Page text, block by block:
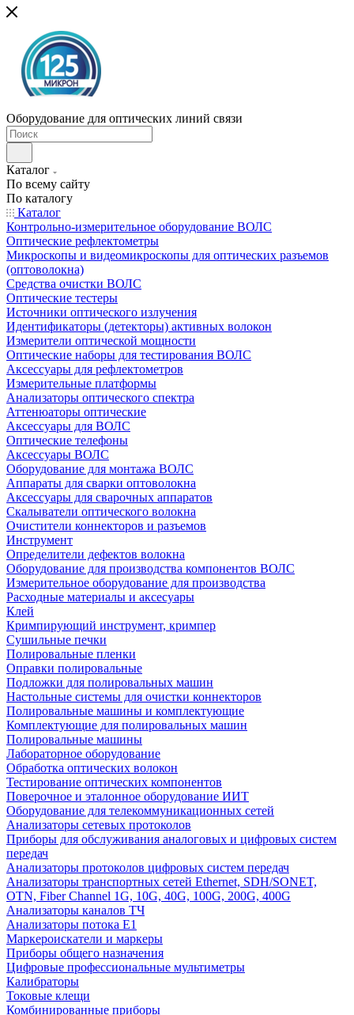
Оборудование для оптических линий связи
Каталог
По всему сайту
По каталогу
Каталог
Контрольно-измерительное оборудование ВОЛС
Оптические рефлектометры
Микроскопы и видеомикроскопы для оптических разъемов
(оптоволокна)
Средства очистки ВОЛС
Оптические тестеры
Источники оптического излучения
Идентификаторы (детекторы) активных волокон
Измерители оптической мощности
Оптические наборы для тестирования ВОЛС
Аксессуары для рефлектометров
Измерительные платформы
Анализаторы оптического спектра
Аттенюаторы оптические
Аксессуары для ВОЛС
Оптические телефоны
Аксессуары ВОЛС
Оборудование для монтажа ВОЛС
Аппараты для сварки оптоволокна
Аксессуары для сварочных аппаратов
Скалыватели оптического волокна
Очистители коннекторов и разъемов
Инструмент
Определители дефектов волокна
Оборудование для производства компонентов ВОЛС
Измерительное оборудование для производства
Расходные материалы и аксесуары
Клей
Кримпирующий инструмент, кримпер
Сушильные печки
Полировальные пленки
Оправки полировальные
Подложки для полировальных машин
Настольные системы для очистки коннекторов
Полировальные машины и комплектующие
Комплектующие для полировальных машин
Полировальные машины
Лабораторное оборудование
Обработка оптических волокон
Тестирование оптических компонентов
Поверочное и эталонное оборудование ИИТ
Оборудование для телекоммуникационных сетей
Анализаторы сетевых протоколов
Приборы для обслуживания аналоговых и цифровых систем
передач
Анализаторы протоколов цифровых систем передач
Анализаторы транспортных сетей Ethernet, SDH/SONET,
OTN, Fiber Channel 1G, 10G, 40G, 100G, 200G, 400G
Анализаторы каналов ТЧ
Анализаторы потока Е1
Маркероискатели и маркеры
Приборы общего назначения
Цифровые профессиональные мультиметры
Калибраторы
Токовые клещи
Комбинированные приборы